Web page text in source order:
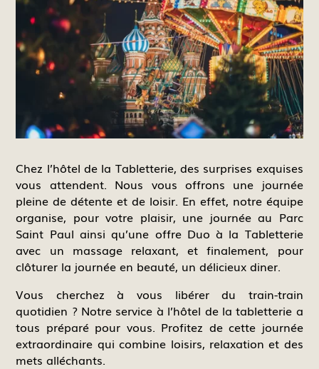
Chez l’hôtel de la Tabletterie, des surprises exquises
vous attendent. Nous vous offrons une journée
pleine de détente et de loisir. En effet, notre équipe
organise, pour votre plaisir, une journée au Parc
Saint Paul ainsi qu’une offre Duo à la Tabletterie
avec un massage relaxant, et finalement, pour
clôturer la journée en beauté, un délicieux diner.
Vous cherchez à vous libérer du train-train
quotidien ? Notre service à l’hôtel de la tabletterie a
tous préparé pour vous. Profitez de cette journée
extraordinaire qui combine loisirs, relaxation et des
mets alléchants.